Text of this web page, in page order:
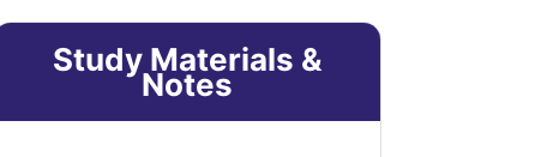
Study Materials &
Notes